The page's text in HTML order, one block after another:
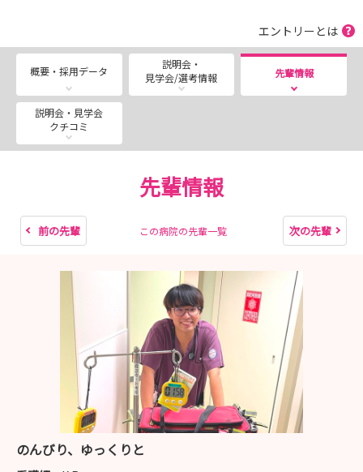
※最終試験日は、8月22日を予定しています。
【2027年4月にご入職の方向け 埼玉医科大学マイペ
ージ （新卒＆既卒）】
https://mypage.3070.i-webs.jp/saitama-
med2027/
す。
新卒の方：一次試験（書類選考）・二次試験（小
論文、面接（対面））
既卒の方：一次試験（書類選考）・二次試験（面
★インスタグラム（看護部リクルート）
先輩紹介や病棟の雰囲気をお届けしています。
https://www.instagram.com/smug.kango?
igsh=MW9kYXJvZGNsd2F6OQ%3D%3D&utm_source=q
r
エントリーとは
概要・採用データ
説明会・
見学会/選考情報
先輩情報
説明会・見学会
クチコミ
先輩情報
前の先輩 この病院の先輩一覧 次の先輩
のんびり、ゆっくりと